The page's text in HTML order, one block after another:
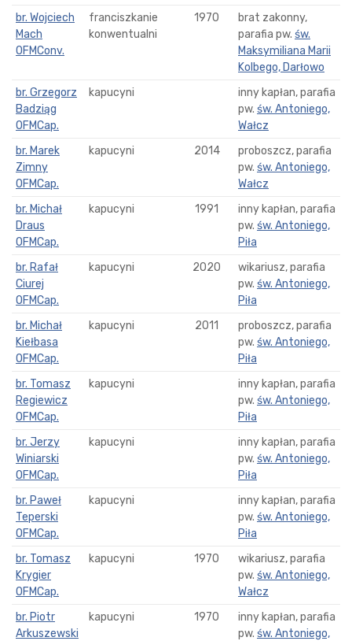
br. Wojciech
Mach
OFMConv.
franciszkanie
konwentualni
1970
brat zakonny,
parafia pw. św.
Maksymiliana Marii
Kolbego, Darłowo
br. Grzegorz
Badziąg
OFMCap.
kapucyni
inny kapłan, parafia
pw. św. Antoniego,
Wałcz
br. Marek
Zimny
OFMCap.
kapucyni 2014
proboszcz, parafia
pw. św. Antoniego,
Wałcz
br. Michał
Draus
OFMCap.
kapucyni 1991
inny kapłan, parafia
pw. św. Antoniego,
Piła
br. Rafał
Ciurej
OFMCap.
kapucyni 2020
wikariusz, parafia
pw. św. Antoniego,
Piła
br. Michał
Kiełbasa
OFMCap.
kapucyni 2011
proboszcz, parafia
pw. św. Antoniego,
Piła
br. Tomasz
Regiewicz
OFMCap.
kapucyni
inny kapłan, parafia
pw. św. Antoniego,
Piła
br. Jerzy
Winiarski
OFMCap.
kapucyni
inny kapłan, parafia
pw. św. Antoniego,
Piła
br. Paweł
Teperski
OFMCap.
kapucyni
inny kapłan, parafia
pw. św. Antoniego,
Piła
br. Tomasz
Krygier
OFMCap.
kapucyni 1970
wikariusz, parafia
pw. św. Antoniego,
Wałcz
br. Piotr
Arkuszewski
kapucyni 1970
inny kapłan, parafia
pw. św. Antoniego,